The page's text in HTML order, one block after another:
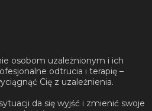
osobom uzależnionym i ich
odtrucia i terapię –
Cię z uzależnienia.
da się wyjść i zmienić swoje